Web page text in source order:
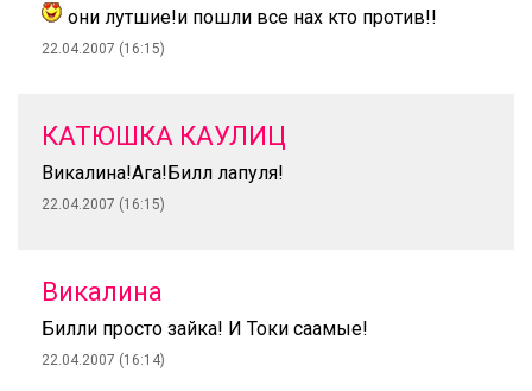
они лутшие!и пошли все нах кто против!!
22.04.2007 (16:15)
КАТЮШКА КАУЛИЦ
Викалина!Ага!Билл лапуля!
22.04.2007 (16:15)
Викалина
Билли просто зайка! И Токи саамые!
22.04.2007 (16:14)